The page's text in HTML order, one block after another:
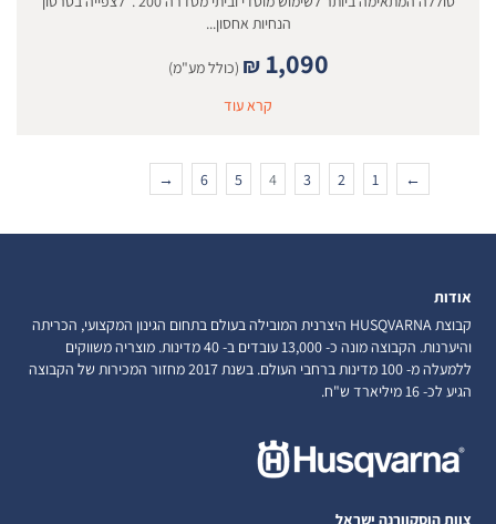
הנחיות אחסון...
₪ 1,090
(כולל מע"מ)
קרא עוד
←
1
2
3
4
5
6
→
אודות
קבוצת HUSQVARNA היצרנית המובילה בעולם בתחום הגינון המקצועי, הכריתה
והיערנות. הקבוצה מונה כ- 13,000 עובדים ב- 40 מדינות. מוצריה משווקים
ללמעלה מ- 100 מדינות ברחבי העולם. בשנת 2017 מחזור המכירות של הקבוצה
הגיע לכ- 16 מיליארד ש"ח.
צוות הוסקוורנה ישראל